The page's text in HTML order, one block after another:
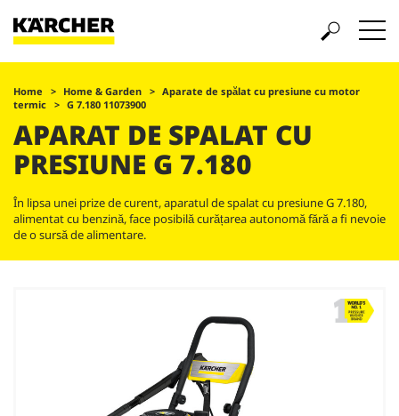
Home Home & Garden
Aparate de spălat cu presiune cu motor
termic
G 7.180 11073900
APARAT DE SPALAT CU
PRESIUNE G 7.180
În lipsa unei prize de curent, aparatul de spalat cu presiune G 7.180,
alimentat cu benzină, face posibilă curățarea autonomă fără a fi nevoie
de o sursă de alimentare.